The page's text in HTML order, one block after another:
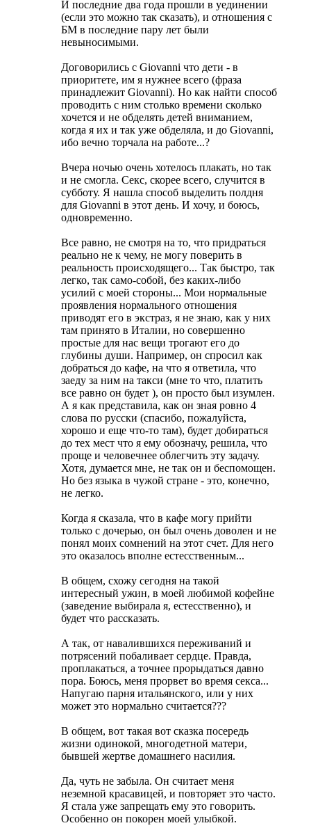
И последние два года прошли в уединении
(если это можно так сказать), и отношения с
БМ в последние пару лет были
невыносимыми.
Договорились с Giovanni что дети - в
приоритете, им я нужнее всего (фраза
принадлежит Giovanni). Но как найти способ
проводить с ним столько времени сколько
хочется и не обделять детей вниманием,
когда я их и так уже обделяла, и до Giovanni,
ибо вечно торчала на работе...?
Вчера ночью очень хотелось плакать, но так
и не смогла. Секс, скорее всего, случится в
субботу. Я нашла способ выделить полдня
для Giovanni в этот день. И хочу, и боюсь,
одновременно.
Все равно, не смотря на то, что придраться
реально не к чему, не могу поверить в
реальность происходящего... Так быстро, так
легко, так само-собой, без каких-либо
усилий с моей стороны... Мои нормальные
проявления нормального отношения
приводят его в экстраз, я не знаю, как у них
там принято в Италии, но совершенно
простые для нас вещи трогают его до
глубины души. Например, он спросил как
добраться до кафе, на что я ответила, что
заеду за ним на такси (мне то что, платить
все равно он будет ), он просто был изумлен.
А я как представила, как он зная ровно 4
слова по русски (спасибо, пожалуйста,
хорошо и еще что-то там), будет добираться
до тех мест что я ему обозначу, решила, что
проще и человечнее облегчить эту задачу.
Хотя, думается мне, не так он и беспомощен.
Но без языка в чужой стране - это, конечно,
не легко.
Когда я сказала, что в кафе могу прийти
только с дочерью, он был очень доволен и не
понял моих сомнений на этот счет. Для него
это оказалось вполне естесственным...
В общем, схожу сегодня на такой
интересный ужин, в моей любимой кофейне
(заведение выбирала я, естесственно), и
будет что рассказать.
А так, от навалившихся переживаний и
потрясений побаливает сердце. Правда,
проплакаться, а точнее прорыдаться давно
пора. Боюсь, меня прорвет во время секса...
Напугаю парня итальянского, или у них
может это нормально считается???
В общем, вот такая вот сказка посередь
жизни одинокой, многодетной матери,
бывшей жертве домашнего насилия.
Да, чуть не забыла. Он считает меня
неземной красавицей, и повторяет это часто.
Я стала уже запрещать ему это говорить.
Особенно он покорен моей улыбкой.